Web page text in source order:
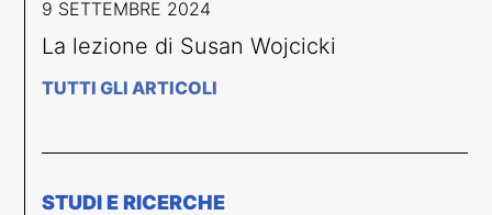
9 SETTEMBRE 2024
La lezione di Susan Wojcicki
TUTTI GLI ARTICOLI
STUDI E RICERCHE